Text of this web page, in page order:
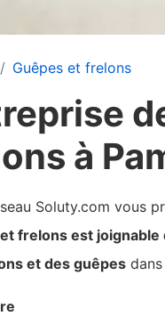
Guêpes et frelons
à
Soluty.com vous
frelons est
et des guêpes